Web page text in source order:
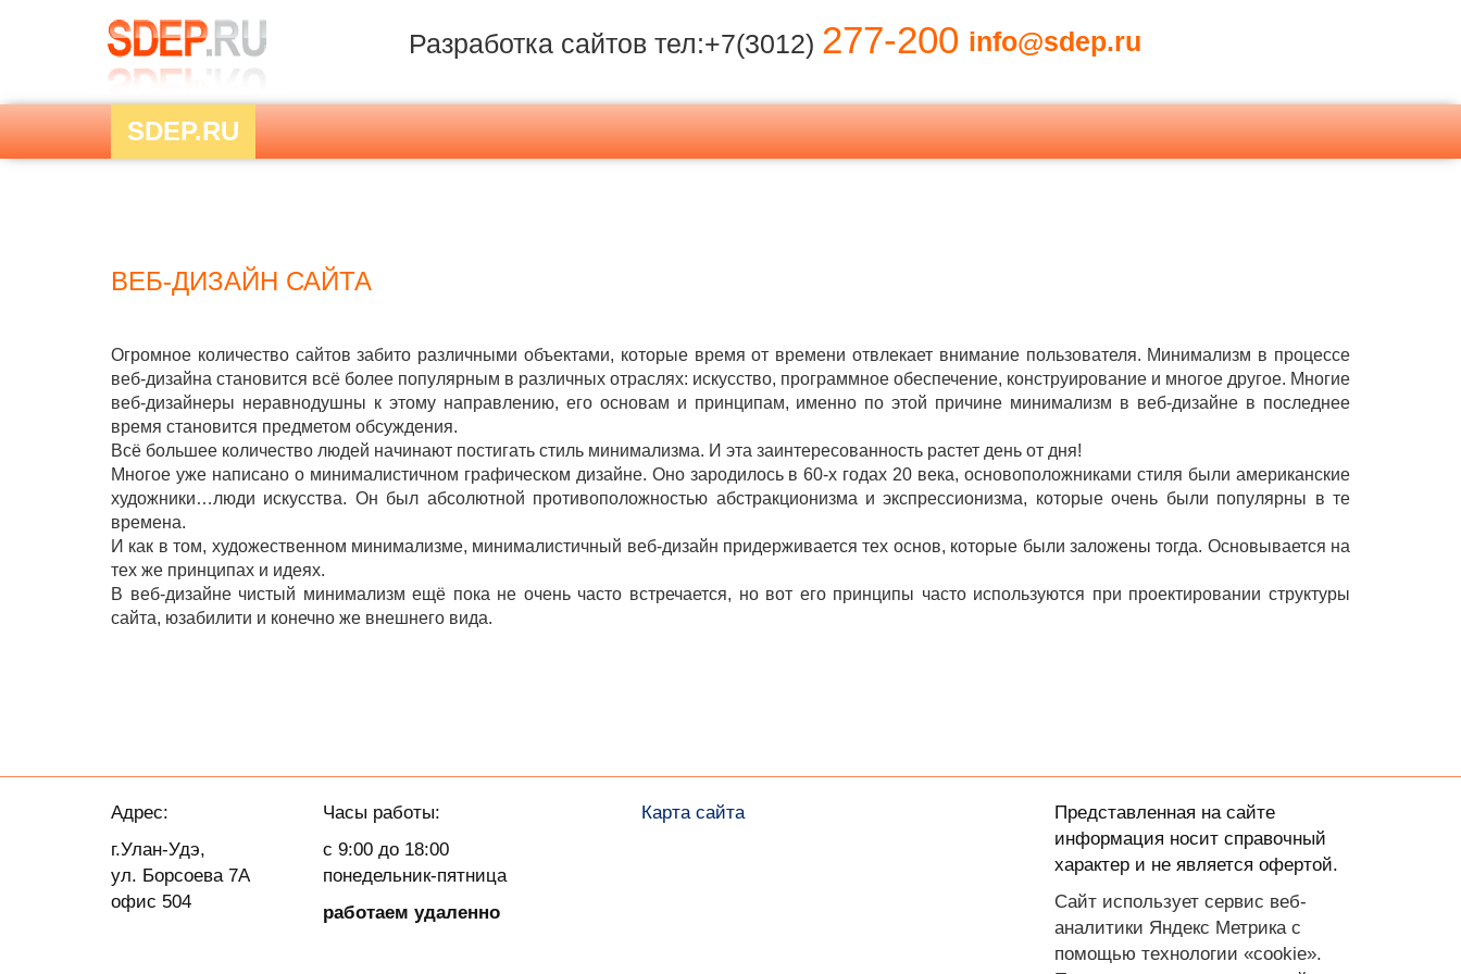
Разработка сайтов тел:+7(3012) 277-200info@sdep.ru
SDEP.RU
ВЕБ-ДИЗАЙН САЙТА
Огромное количество сайтов забито различными объектами, которые время от времени отвлекает внимание пользователя. Минимализм в процессе
веб-дизайна становится всё более популярным в различных отраслях: искусство, программное обеспечение, конструирование и многое другое. Многие
веб-дизайнеры неравнодушны к этому направлению, его основам и принципам, именно по этой причине минимализм в веб-дизайне в последнее
время становится предметом обсуждения.
Всё большее количество людей начинают постигать стиль минимализма. И эта заинтересованность растет день от дня!
Многое уже написано о минималистичном графическом дизайне. Оно зародилось в 60-х годах 20 века, основоположниками стиля были американские
художники…люди искусства. Он был абсолютной противоположностью абстракционизма и экспрессионизма, которые очень были популярны в те
времена.
И как в том, художественном минимализме, минималистичный веб-дизайн придерживается тех основ, которые были заложены тогда. Основывается на
тех же принципах и идеях.
В веб-дизайне чистый минимализм ещё пока не очень часто встречается, но вот его принципы часто используются при проектировании структуры
сайта, юзабилити и конечно же внешнего вида.
Адрес:
г.Улан-Удэ,
ул. Борсоева 7А
офис 504
Часы работы:
с 9:00 до 18:00
понедельник-пятница
работаем удаленно
Карта сайта
Представленная на сайте
информация носит справочный
характер и не является офертой.
Сайт использует сервис веб-
аналитики Яндекс Метрика с
помощью технологии «cookie».